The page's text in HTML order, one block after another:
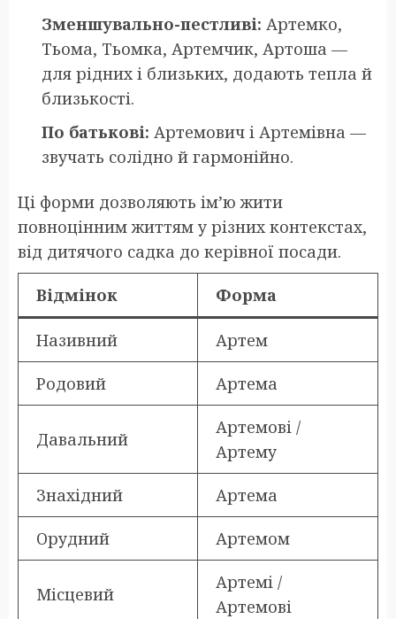
Зменшувально-пестливі: Артемко,
Тьома, Тьомка, Артемчик, Артоша —
для рідних і близьких, додають тепла й
близькості.
По батькові: Артемович і Артемівна —
звучать солідно й гармонійно.
Ці форми дозволяють ім’ю жити
повноцінним життям у різних контекстах,
від дитячого садка до керівної посади.
Відмінок Форма
Називний Артем
Родовий Артема
Давальний
Артемові /
Артему
Знахідний Артема
Орудний Артемом
Місцевий
Артемі /
Артемові